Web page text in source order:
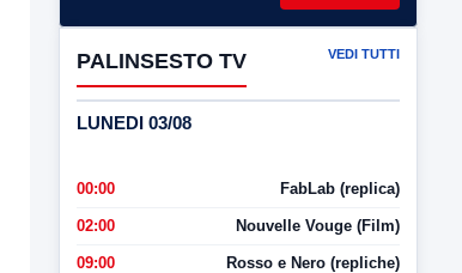
PALINSESTO TV VEDI TUTTI
LUNEDI 03/08
00:00 FabLab (replica)
02:00 Nouvelle Vouge (Film)
09:00 Rosso e Nero (repliche)